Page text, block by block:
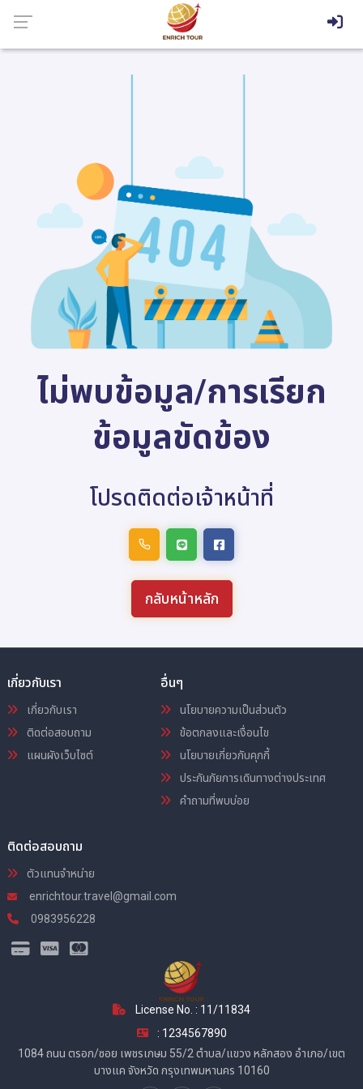
ไม่พบข้อมูล/การเรียก
ข้อมูลขัดข้อง
โปรดติดต่อเจ้าหน้าที่
กลับหน้าหลัก
เกี่ยวกับเรา
เกี่ยวกับเรา
ติดต่อสอบถาม
แผนผังเว็บไซต์
อื่นๆ
นโยบายความเป็นส่วนตัว
ข้อตกลงและเงื่อนไข
นโยบายเกี่ยวกับคุกกี้
ประกันภัยการเดินทางต่างประเทศ
คำถามที่พบบ่อย
ติดต่อสอบถาม
ตัวแทนจำหน่าย
enrichtour.travel@gmail.com
0983956228
License No. : 11/11834
: 1234567890
1084 ถนน ตรอก/ซอย เพชรเกษม 55/2 ตำบล/แขวง หลักสอง อำเภอ/เขต
บางแค จังหวัด กรุงเทพมหานคร 10160